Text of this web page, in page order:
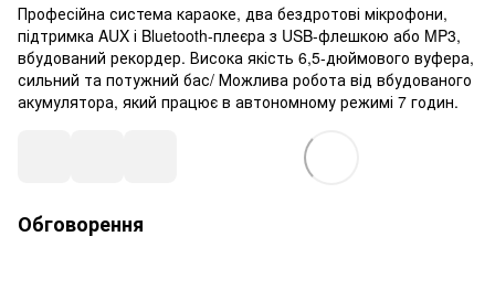
Професійна система караоке, два бездротові мікрофони,
підтримка AUX і Bluetooth-плеєра з USB-флешкою ​​або MP3,
вбудований рекордер. Висока якість 6,5-дюймового вуфера,
сильний та потужний бас/ Можлива робота від вбудованого
акумулятора, який працює в автономному режимі 7 годин.
Обговорення